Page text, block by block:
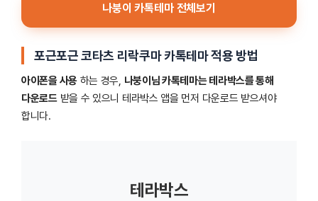
나붕이 카톡테마 전체보기
포근포근 코타츠 리락쿠마카톡테마 적용 방법
아이폰을 사용하는 경우, 나붕이님 카톡테마는 테라박스를 통해
다운로드받을 수 있으니 테라박스 앱을 먼저 다운로드 받으셔야
합니다.
테라박스